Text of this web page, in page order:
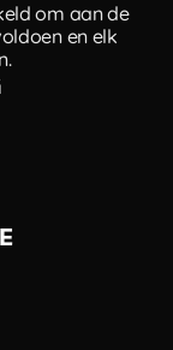
om aan de
en elk